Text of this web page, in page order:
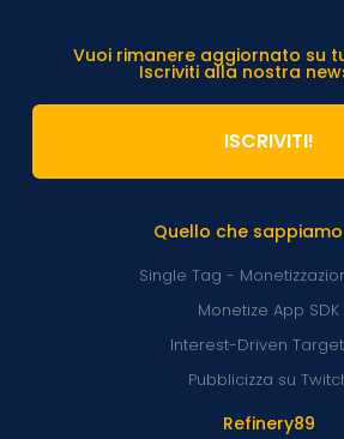
Refinery89
Quello che
Single Tag -
Monetize App SDK
Interest-Driven
Pubblicizza su
Vuoi rimanere aggiornato su
Iscriviti alla nostra
ISCRIVITI!